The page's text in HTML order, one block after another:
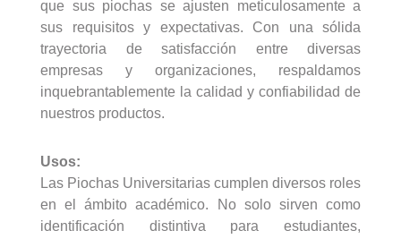
que sus piochas se ajusten meticulosamente a
sus requisitos y expectativas. Con una sólida
trayectoria de satisfacción entre diversas
empresas y organizaciones, respaldamos
inquebrantablemente la calidad y confiabilidad de
nuestros productos.
Usos:
Las Piochas Universitarias cumplen diversos roles
en el ámbito académico. No solo sirven como
identificación distintiva para estudiantes,
¿Qué estás
buscando?
Read More